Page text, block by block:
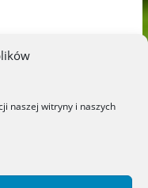
naszej witryny i naszych